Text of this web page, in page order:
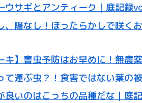
ウサギとアンティーク｜庭記録
、陽なし！ほったらかしで咲く
キ】害虫予防はお早めに！無農
て運ぶ虫？！食害ではない葉の
良いのはこっちの品種だな｜庭